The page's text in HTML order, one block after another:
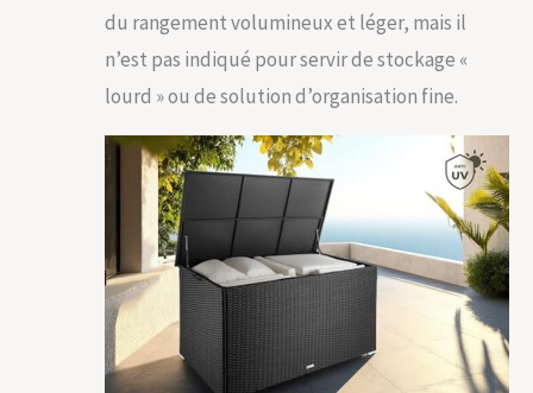
du rangement volumineux et léger, mais il
n’est pas indiqué pour servir de stockage «
lourd » ou de solution d’organisation fine.